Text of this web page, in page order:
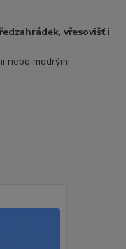
,vřesovišťi
nebo modrými